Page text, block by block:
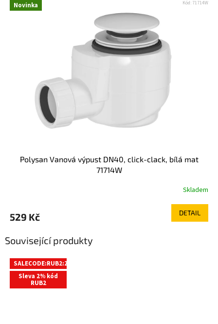
Související produkty
SALECODE:RUB2:2:%
Sleva 2% kód
RUB2
Novinka
Polysan Vanová výpust DN40, click-clack, bílá mat
71714W
Skladem
529 Kč DETAIL
Kód: 71714W